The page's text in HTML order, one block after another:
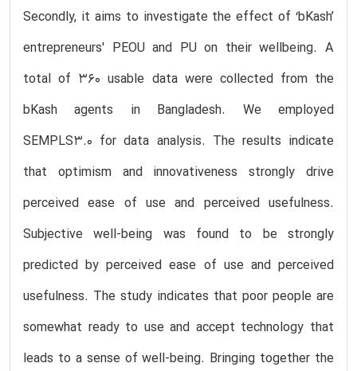
Secondly, it aims to investigate the effect of ‘bKash’
entrepreneurs' PEOU and PU on their wellbeing. A
total of 360 usable data were collected from the
bKash agents in Bangladesh. We employed
SEMPLS3.0 for data analysis. The results indicate
that optimism and innovativeness strongly drive
perceived ease of use and perceived usefulness.
Subjective well-being was found to be strongly
predicted by perceived ease of use and perceived
usefulness. The study indicates that poor people are
somewhat ready to use and accept technology that
leads to a sense of well-being. Bringing together the